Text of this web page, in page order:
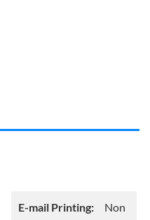
E-mail Printing: Non